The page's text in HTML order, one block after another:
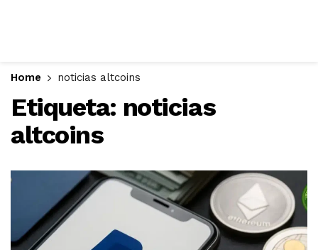
Home noticias altcoins
Etiqueta: noticias
altcoins